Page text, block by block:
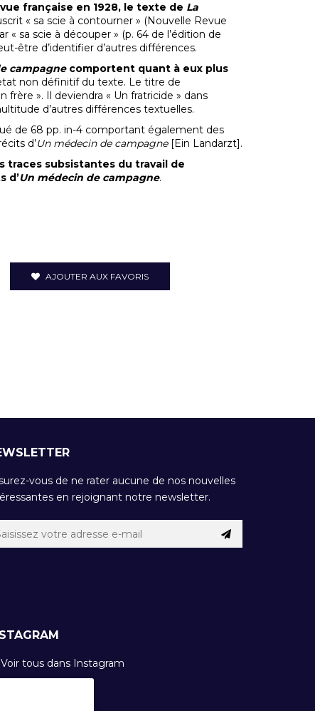
française en 1928, le texte de La
« sa scie à contourner » (Nouvelle Revue
« sa scie à découper » (p. 64 de l’édition de
être d’identifier d’autres différences.
campagnecomportent quant à eux plus
non définitif du texte. Le titre de
». Il deviendra « Un fratricide » dans
d’autres différences textuelles.
de 68 pp. in-4 comportant également des
d’Un médecin de campagne [Ein Landarzt].
traces subsistantes du travail de
d’Un médecin de campagne.
AJOUTER AUX FAVORIS
vous de ne rater aucune de nos nouvelles
en rejoignant notre newsletter.
tous dans Instagram